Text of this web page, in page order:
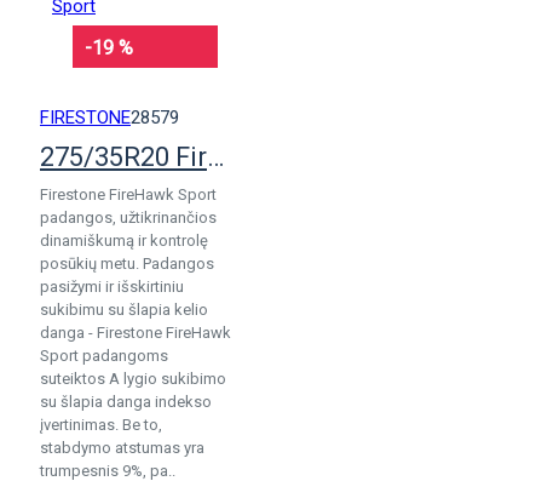
-19 %
FIRESTONE28579
275/35R20 Firestone Firehawk Sport
Firestone FireHawk Sport
padangos, užtikrinančios
dinamiškumą ir kontrolę
posūkių metu. Padangos
pasižymi ir išskirtiniu
sukibimu su šlapia kelio
danga - Firestone FireHawk
Sport padangoms
suteiktos A lygio sukibimo
su šlapia danga indekso
įvertinimas. Be to,
stabdymo atstumas yra
trumpesnis 9%, pa..